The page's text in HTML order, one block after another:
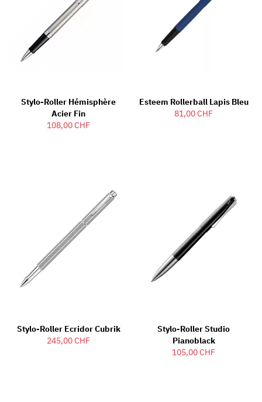
Stylo-Roller Hémisphère
Acier Fin
108,00 CHF
Esteem Rollerball Lapis Bleu
81,00 CHF
Stylo-Roller Ecridor Cubrik
245,00 CHF
Stylo-Roller Studio
Pianoblack
105,00 CHF